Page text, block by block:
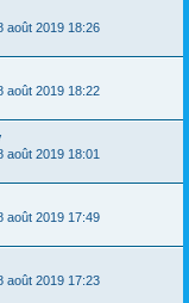
août 2019 18:26
août 2019 18:22
août 2019 18:01
août 2019 17:49
août 2019 17:23